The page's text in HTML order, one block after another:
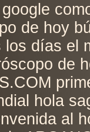
de hoy
los días el
de
hola
al